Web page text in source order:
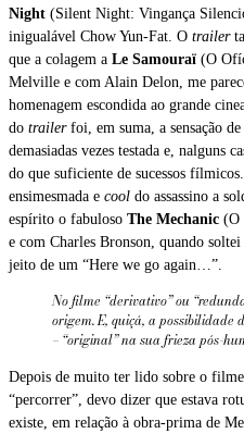
Night (Silent Night: Vingança
inigualável Chow Yun-Fat. O trailer
que a colagem a Le Samouraï (O
Melville e com Alain Delon, me
homenagem escondida ao grande
do trailer foi, em suma, a sensação
demasiadas vezes testada e, nalguns
do que suficiente de sucessos
ensimesmada e cool do assassino a
espírito o fabuloso The Mechanic (O
e com Charles Bronson, quando soltei
jeito de um “Here we go again…”.
No filme “derivativo” ou
origem. E, quiçá, a
– “original” na sua frieza pós-
Depois de muito ter lido sobre o
“percorrer”, devo dizer que estava
existe, em relação à obra-prima de